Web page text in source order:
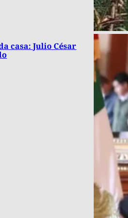
casa: Julio César